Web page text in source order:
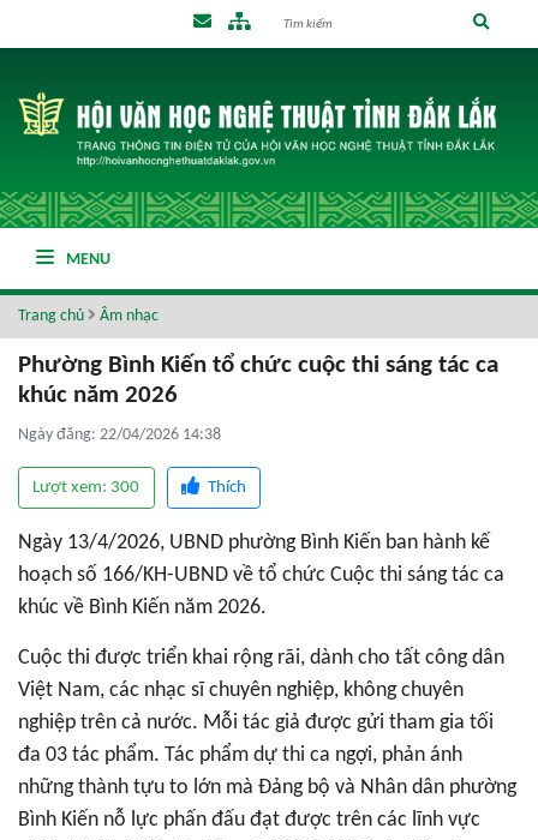
MENU
Trang chủ Âm nhạc
Phường Bình Kiến tổ chức cuộc thi sáng tác ca
khúc năm 2026
Ngày đăng: 22/04/2026 14:38
Lượt xem: 300 Thích
Ngày 13/4/2026, UBND phường Bình Kiến ban hành kế
hoạch số 166/KH-UBND về tổ chức Cuộc thi sáng tác ca
khúc về Bình Kiến năm 2026.
Cuộc thi được triển khai rộng rãi, dành cho tất công dân
Việt Nam, các nhạc sĩ chuyên nghiệp, không chuyên
nghiệp trên cả nước. Mỗi tác giả được gửi tham gia tối
đa 03 tác phẩm. Tác phẩm dự thi ca ngợi, phản ánh
những thành tựu to lớn mà Đảng bộ và Nhân dân phường
Bình Kiến nỗ lực phấn đấu đạt được trên các lĩnh vực